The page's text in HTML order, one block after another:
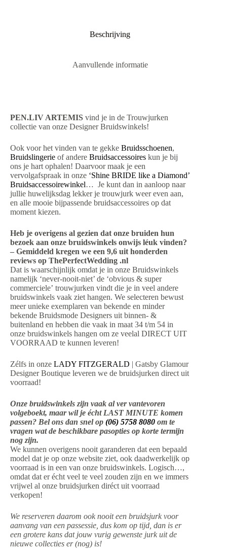
Beschrijving
Aanvullende informatie
PEN.LIV ARTEMIS vind je in de Trouwjurken
collectie van onze Designer Bruidswinkels!
Ook voor het vinden van te gekke Bruidsschoenen,
Bruidslingerie of andere Bruidsaccessoires kun je bij
ons je hart ophalen! Daarvoor maak je een
vervolgafspraak in onze ‘Shine BRIDE like a Diamond’
Bruidsaccessoirewinkel… Je kunt dan in aanloop naar
jullie huwelijksdag lekker je trouwjurk weer even aan,
en alle mooie bijpassende bruidsaccessoires op dat
moment kiezen.
Heb je overigens al gezien dat onze bruiden hun
bezoek aan onze bruidswinkels onwijs léuk vinden?
– Gemiddeld kregen we een 9,6 uit honderden
reviews op ThePerfectWedding .nl
Dat is waarschijnlijk omdat je in onze Bruidswinkels
namelijk ‘never-nooit-niet’ de ‘obvious & super
commerciele’ trouwjurken vindt die je in veel andere
bruidswinkels vaak ziet hangen. We selecteren bewust
meer unieke exemplaren van bekende en minder
bekende Bruidsmode Designers uit binnen- &
buitenland en hebben die vaak in maat 34 t/m 54 in
onze bruidswinkels hangen om ze veelal DIRECT UIT
VOORRAAD te kunnen leveren!
Zélfs in onze LADY FITZGERALD | Gatsby Glamour
Designer Boutique leveren we de bruidsjurken direct uit
voorraad!
Onze bruidswinkels zijn vaak al ver vantevoren
volgeboekt, maar wil je écht LAST MINUTE komen
passen? Bel ons dan snel op (06) 5758 8080 om te
vragen wat de beschikbare pasopties op korte termijn
nog zijn.
We kunnen overigens nooit garanderen dat een bepaald
model dat je op onze website ziet, ook daadwerkelijk op
voorraad is in een van onze bruidswinkels. Logisch…,
omdat dat er écht veel te veel zouden zijn en we immers
vrijwel al onze bruidsjurken diréct uit voorraad
verkopen!
We reserveren daarom ook nooit een bruidsjurk voor
aanvang van een passessie, dus kom op tijd, dan is er
een grotere kans dat jouw vurig gewenste jurk uit de
nieuwe collecties er (nog) is!